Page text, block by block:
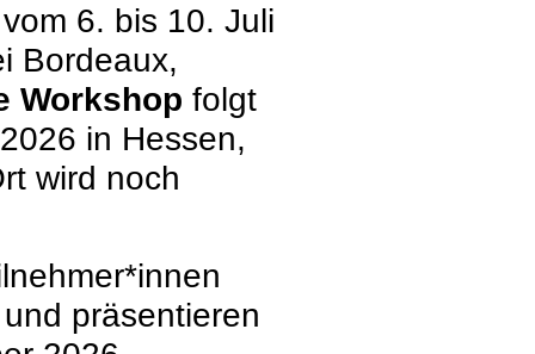
6. bis 10. Juli
Bordeaux,
Workshopfolgt
in Hessen,
wird noch
präsentieren